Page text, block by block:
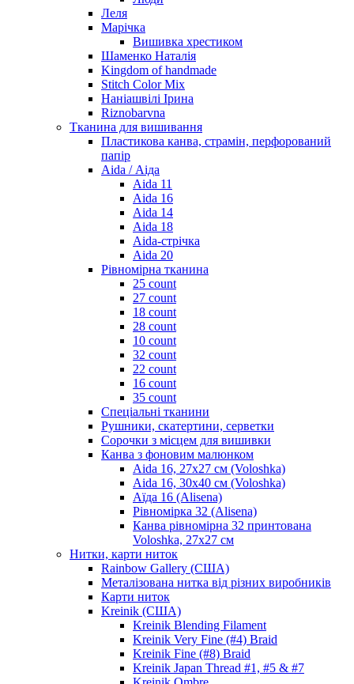
Леля
Марічка
Вишивка хрестиком
Шаменко Наталія
Kingdom of handmade
Stitch Color Mix
Наніашвілі Ірина
Riznobarvna
Тканина для вишивання
Пластикова канва, страмін, перфорований
папір
Aida / Аіда
Aida 11
Aida 16
Aida 14
Aida 18
Aida-стрічка
Aida 20
Рівномірна тканина
25 count
27 count
18 count
28 count
10 count
32 count
22 count
16 count
35 count
Спеціальні тканини
Рушники, скатертини, серветки
Сорочки з місцем для вишивки
Канва з фоновим малюнком
Aida 16, 27х27 см (Voloshka)
Aida 16, 30х40 см (Voloshka)
Аїда 16 (Alisena)
Рівномірка 32 (Alisena)
Канва рівномірна 32 принтована
Voloshka, 27х27 см
Нитки, карти ниток
Rainbow Gallery (США)
Металізована нитка від різних виробників
Карти ниток
Kreinik (США)
Kreinik Blending Filament
Kreinik Very Fine (#4) Braid
Kreinik Fine (#8) Braid
Kreinik Japan Thread #1, #5 & #7